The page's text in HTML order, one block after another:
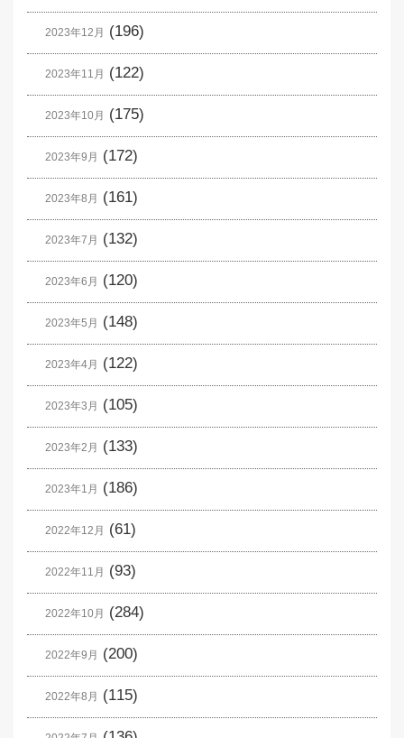
2023年12月 (196)
2023年11月 (122)
2023年10月 (175)
2023年9月 (172)
2023年8月 (161)
2023年7月 (132)
2023年6月 (120)
2023年5月 (148)
2023年4月 (122)
2023年3月 (105)
2023年2月 (133)
2023年1月 (186)
2022年12月 (61)
2022年11月 (93)
2022年10月 (284)
2022年9月 (200)
2022年8月 (115)